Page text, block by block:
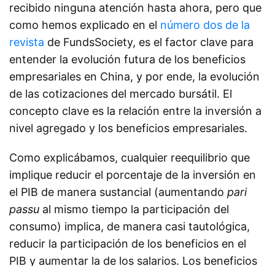
recibido ninguna atención hasta ahora, pero que
como hemos explicado en el número dos de la
revista de FundsSociety, es el factor clave para
entender la evolución futura de los beneficios
empresariales en China, y por ende, la evolución
de las cotizaciones del mercado bursátil. El
concepto clave es la relación entre la inversión a
nivel agregado y los beneficios empresariales.
Como explicábamos, cualquier reequilibrio que
implique reducir el porcentaje de la inversión en
el PIB de manera sustancial (aumentando pari
passu al mismo tiempo la participación del
consumo) implica, de manera casi tautológica,
reducir la participación de los beneficios en el
PIB y aumentar la de los salarios. Los beneficios